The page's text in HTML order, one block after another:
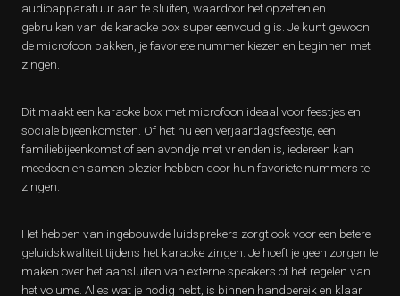
audioapparatuur aan te sluiten, waardoor het opzetten en
gebruiken van de karaoke box super eenvoudig is. Je kunt gewoon
de microfoon pakken, je favoriete nummer kiezen en beginnen met
zingen.
Dit maakt een karaoke box met microfoon ideaal voor feestjes en
sociale bijeenkomsten. Of het nu een verjaardagsfeestje, een
familiebijeenkomst of een avondje met vrienden is, iedereen kan
meedoen en samen plezier hebben door hun favoriete nummers te
zingen.
Het hebben van ingebouwde luidsprekers zorgt ook voor een betere
geluidskwaliteit tijdens het karaoke zingen. Je hoeft je geen zorgen te
maken over het aansluiten van externe speakers of het regelen van
het volume. Alles wat je nodig hebt, is binnen handbereik en klaar